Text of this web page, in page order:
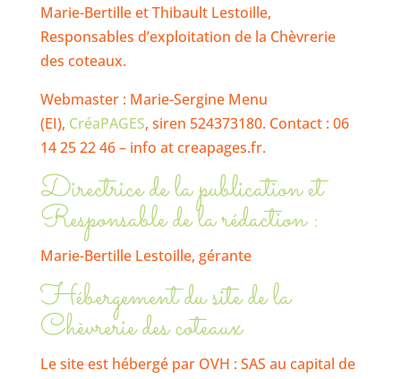
Marie-Bertille et Thibault Lestoille,
Responsables d’exploitation de la Chèvrerie
des coteaux.
Webmaster : Marie-Sergine Menu
(EI), CréaPAGES, siren 524373180. Contact : 06
14 25 22 46 – info at creapages.fr.
Directrice de la publication et
Responsable de la rédaction :
Marie-Bertille Lestoille, gérante
Hébergement du site de la
Chèvrerie des coteaux
Le site est hébergé par OVH : SAS au capital de